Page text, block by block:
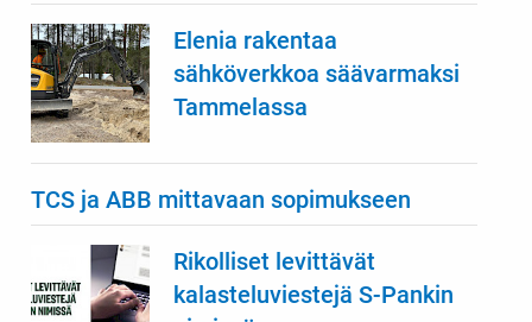
Elenia rakentaa
sähköverkkoa säävarmaksi
Tammelassa
TCS ja ABB mittavaan sopimukseen
Rikolliset levittävät
kalasteluviestejä S-Pankin